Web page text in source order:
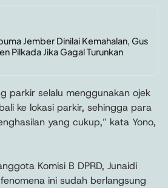
Jember Dinilai Kemahalan, Gus
Pilkada Jika Gagal Turunkan
parkir selalu menggunakan ojek
ke lokasi parkir, sehingga para
yang cukup,” kata Yono,
Komisi B DPRD, Junaidi
ini sudah berlangsung